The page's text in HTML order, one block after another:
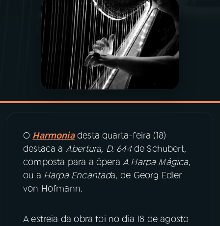
PROGRAMAÇÃO
PROGRAMAS
PODCASTS
07 ÚLTIMAS
PRÊMIO RÁDIO MEC
ACOMPANHE A RÁDIO MEC
O Harmoniadesta quarta-feira (18)
destaca a Abertura, D. 644de Schubert,
composta para a ópera A Harpa Mágica,
ou a Harpa Encantada, de Georg Edler
von Hofmann.
A estreia da obra foi no dia 18 de agosto